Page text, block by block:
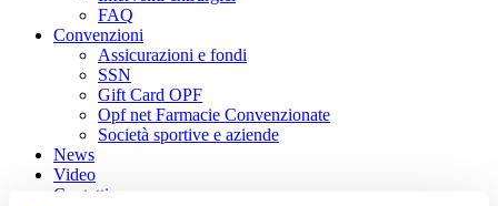
FAQ
Convenzioni
Assicurazioni e fondi
SSN
Gift Card OPF
Opf net Farmacie Convenzionate
Società sportive e aziende
News
Video
Contatti